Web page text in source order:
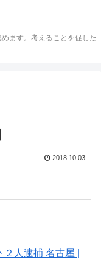
ます。考えることを促した
2018.10.03
人逮捕 名古屋 |